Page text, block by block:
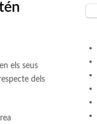
els seus
dels